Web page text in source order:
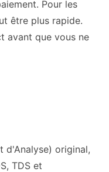
Pour les
être plus rapide.
avant que vous ne
d'Analyse) original,
TDS et